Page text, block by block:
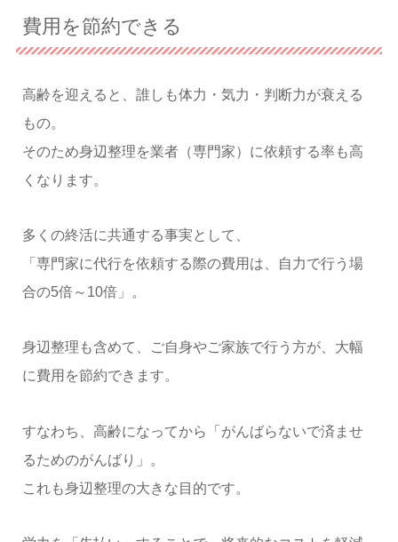
費用を節約できる
高齢を迎えると、誰しも体力・気力・判断力が衰える
もの。
そのため身辺整理を業者（専門家）に依頼する率も高
くなります。
多くの終活に共通する事実として、
「専門家に代行を依頼する際の費用は、自力で行う場
合の5倍～10倍」。
身辺整理も含めて、ご自身やご家族で行う方が、大幅
に費用を節約できます。
すなわち、高齢になってから「がんばらないで済ませ
るためのがんばり」。
これも身辺整理の大きな目的です。